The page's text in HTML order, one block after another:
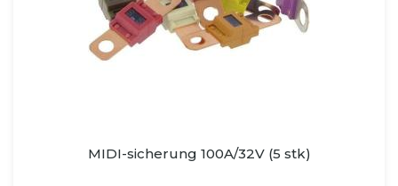
MIDI-sicherung 100A/32V (5 stk)